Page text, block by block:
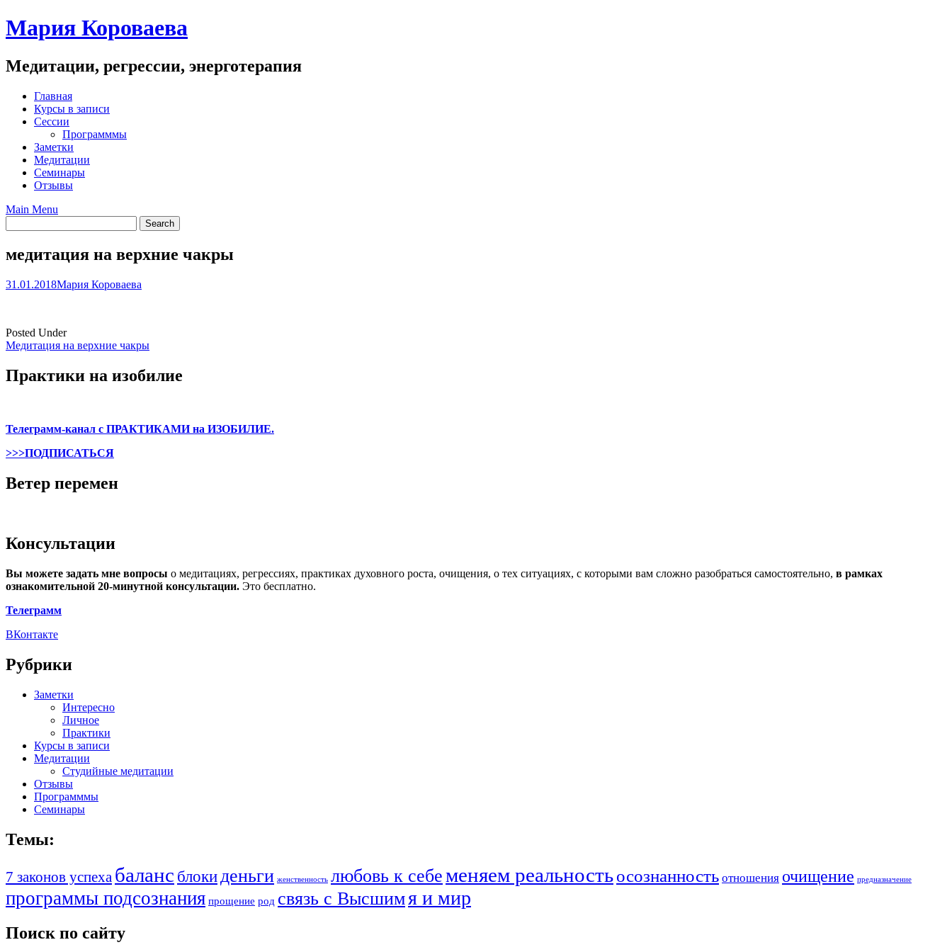
Skip
to
Мария Короваева
Медитации, регрессии, энерготерапия
Главная
Курсы в записи
Сессии
Программмы
Заметки
Медитации
Семинары
Отзывы
Main Menu
медитация на верхние чакры
31.01.2018Мария Короваева
Posted Under
navigation
Медитация на верхние чакры
Практики на изобилие
Телеграмм-канал с ПРАКТИКАМИ на ИЗОБИЛИЕ.
>>>ПОДПИСАТЬСЯ
Ветер перемен
Консультации
Вы можете задать мне вопросы о медитациях, регрессиях, практиках духовного роста, очищения, о тех ситуациях, с которыми вам сложно разобраться самостоятельно, в рамках
ознакомительной 20-минутной консультации. Это бесплатно.
Телеграмм
ВКонтакте
Рубрики
Заметки
Интересно
Личное
Практики
Курсы в записи
Медитации
Студийные медитации
Отзывы
Программмы
Семинары
Темы:
7 законов успеха баланс блоки деньги женственность любовь к себеменяем реальностьосознанность отношения очищение предназначение
программы подсознания прощение род связь с Высшимя и мир
Поиск по сайту